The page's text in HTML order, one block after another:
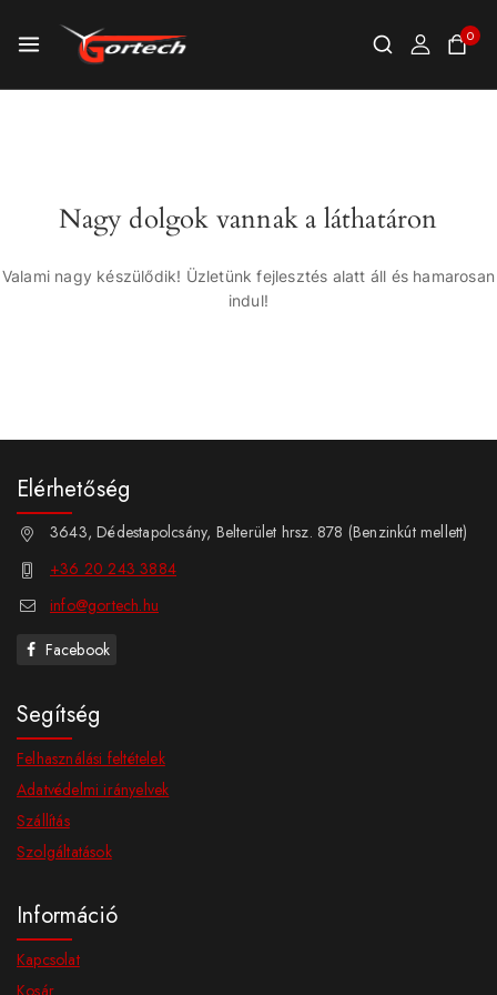
0
Nagy dolgok vannak a láthatáron
Valami nagy készülődik! Üzletünk fejlesztés alatt áll és hamarosan
indul!
Elérhetőség
3643, Dédestapolcsány, Belterület hrsz. 878 (Benzinkút mellett)
+36 20 243 3884
info@gortech.hu
Facebook
Segítség
Felhasználási feltételek
Adatvédelmi irányelvek
Szállítás
Szolgáltatások
Információ
Kapcsolat